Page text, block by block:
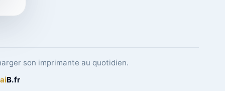
son imprimante au quotidien.
aiB.fr